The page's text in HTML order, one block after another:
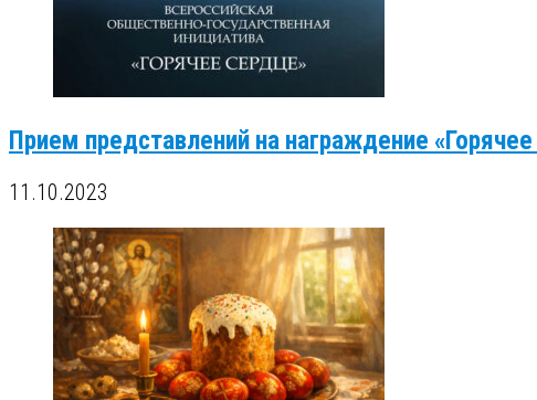
Прием представлений на награждение
11.10.2023